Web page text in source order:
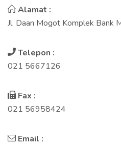
Alamat :
Jl. Daan Mogot Komplek Bank
Telepon :
021 5667126
Fax :
021 56958424
Email :